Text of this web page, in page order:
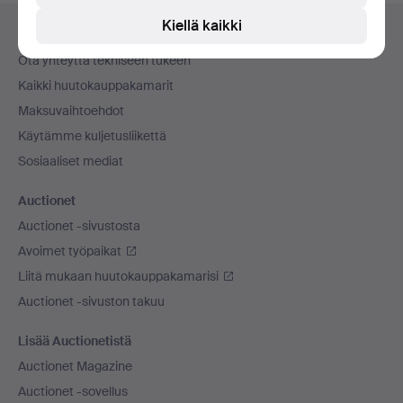
Alatunnistenavigaatio
Ota yhteyttä tekniseen tukeen
Kaikki huutokauppakamarit
Maksuvaihtoehdot
Käytämme kuljetusliikettä
Sosiaaliset mediat
Auctionet
Auctionet -sivustosta
Avoimet työpaikat
Liitä mukaan huutokauppakamarisi
Auctionet -sivuston takuu
Lisää Auctionetistä
Auctionet Magazine
Auctionet -sovellus
Kiellä kaikki